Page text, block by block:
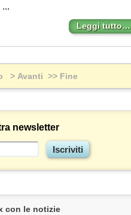
...
Leggi tutto…
> Avanti >> Fine
newsletter
con le notizie